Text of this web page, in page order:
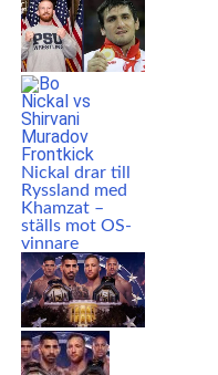
Nickal drar till
Ryssland med
Khamzat –
ställs mot OS-
vinnare